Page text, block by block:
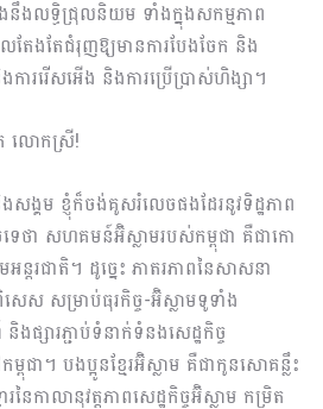
នឹង​លទ្ធិជ្រុលនិយម ទាំងក្នុងសកម្មភាព
ងតែជំរុញ​ឱ្យ​មាន​ការ​បែងចែក និង
ររើសអើង និងការប្រើប្រាស់​ហិង្សា។​
លោកស្រី!
ង្គម ខ្ញុំ​ក៏ចង់គូសរំលេចផងដែរនូវទិដ្ឋភាព
ទេថា សហគមន៍អ៊ិស្លាមរបស់កម្ពុជា​ គឺជាកោ
រជាតិ។ ដូច្នេះ​ ភាតរភាពនៃសាសនា
សេស សម្រាប់ធុរកិច្ច-អ៊ិស្លាម​ទូទាំង
ផ្សារភ្ជាប់ទំនាក់ទំនង​សេដ្ឋកិច្ច
ជា។ ​បងប្អូនខ្មែរ​អ៊ិស្លាម​ គឺជាកូន​​សោគន្លឹះ​
រនៃកាលានុវត្ត​ភាពសេដ្ឋកិច្ចអ៊ិស្លាម​ កម្រិត